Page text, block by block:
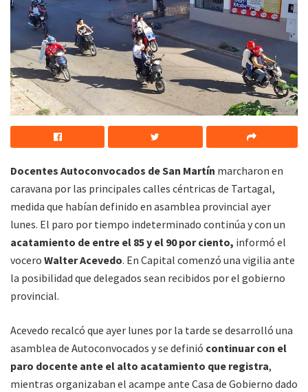
Docentes Autoconvocados de San Martín marcharon en
caravana por las principales calles céntricas de Tartagal,
medida que habían definido en asamblea provincial ayer
lunes. El paro por tiempo indeterminado continúa y con un
acatamiento de entre el 85 y el 90 por ciento, informó el
vocero Walter Acevedo. En Capital comenzó una vigilia ante
la posibilidad que delegados sean recibidos por el gobierno
provincial.
Acevedo recalcó que ayer lunes por la tarde se desarrolló una
asamblea de Autoconvocados y se definió continuar con el
paro docente ante el alto acatamiento que registra,
mientras organizaban el acampe ante Casa de Gobierno dado